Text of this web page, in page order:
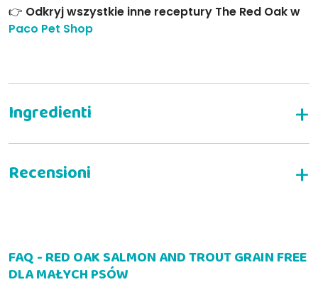
👉 Odkryj wszystkie inne receptury The Red Oak w
Paco Pet Shop
FAQ - RED OAK SALMON AND TROUT GRAIN FREE
DLA MAŁYCH PSÓW